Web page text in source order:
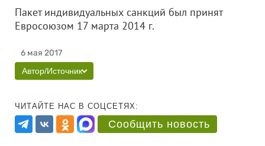
Пакет индивидуальных санкций был принят
Евросоюзом 17 марта 2014 г.
6 мая 2017
Автор/Источник
ЧИТАЙТЕ НАС В СОЦСЕТЯХ:
Сообщить новость